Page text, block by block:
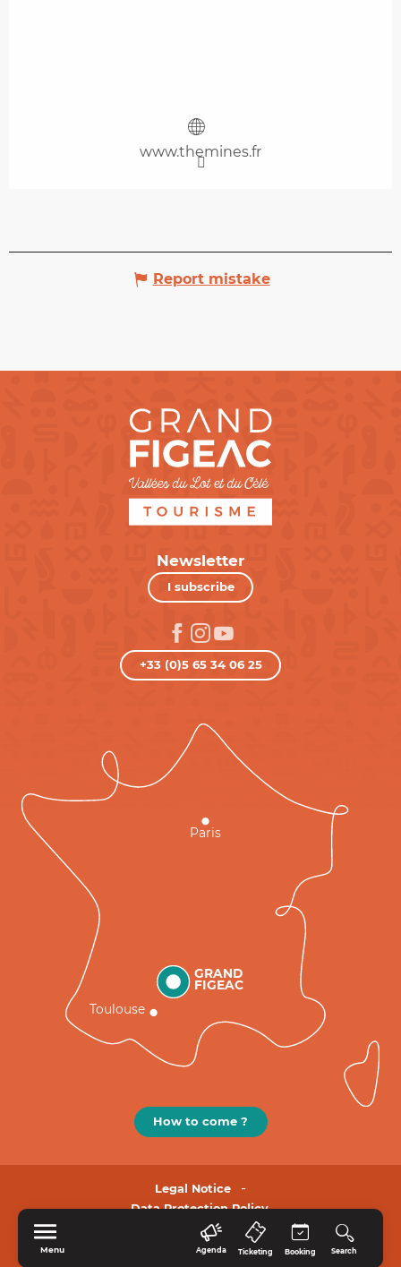
Menu Agenda Ticketing Booking Search
www.themines.fr
Report mistake
Newsletter
I subscribe
+33 (0)5 65 34 06 25
GRAND
FIGEAC
Toulouse
Paris
How to come ?
Legal Notice
Data Protection Policy.